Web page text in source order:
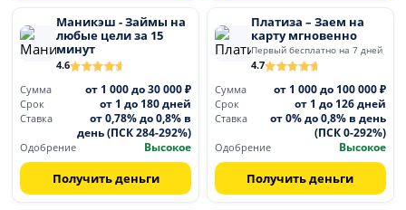
Маникэш - Займы на
любые цели за 15
минут
4.6
Сумма
от 1 000 до 30 000 ₽
Срок от 1 до 180 дней
Ставка
от 0,78% до 0,8% в
день (ПСК 284-292%)
Одобрение Высокое
Получить деньги
Платиза – Заем на
карту мгновенно
Первый бесплатно на 7 дней
4.7
Сумма
от 1 000 до 100 000 ₽
Срок от 1 до 126 дней
Ставка
от 0% до 0,8% в день
(ПСК 0-292%)
Одобрение Высокое
Получить деньги